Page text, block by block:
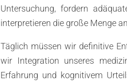
Untersuchung, fordern
interpretieren die große Menge
Täglich müssen wir definitive
wir Integration unseres
Erfahrung und kognitivem